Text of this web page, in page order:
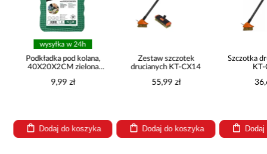
wysyłka w 24h
Podkładka pod kolana,
40X20X2CM zielona
9,99 zł
Dodaj do koszyka
Zestaw szczotek
drucianych KT-CX14
55,99 zł
Dodaj do koszyka
Szczotka